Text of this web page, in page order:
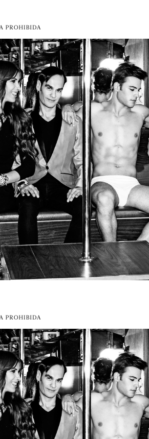
PROHIBIDA
PROHIBIDA